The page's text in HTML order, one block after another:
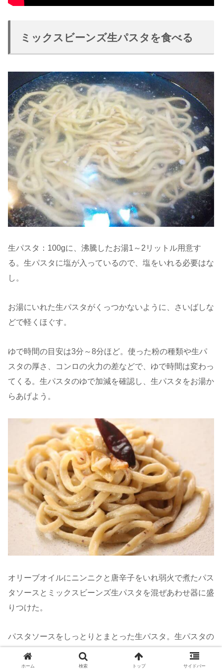
ミックスビーンズ生パスタを食べる
生パスタ：100gに、沸騰したお湯1～2リットル用意す
る。生パスタに塩が入っているので、塩をいれる必要はな
し。
お湯にいれた生パスタがくっつかないように、さいばしな
どで軽くほぐす。
ゆで時間の目安は3分～8分ほど。使った粉の種類や生パ
スタの厚さ、コンロの火力の差などで、ゆで時間は変わっ
てくる。生パスタのゆで加減を確認し、生パスタをお湯か
らあげよう。
オリーブオイルにニンニクと唐辛子をいれ弱火で煮たパス
タソースとミックスビーンズ生パスタを混ぜあわせ器に盛
りつけた。
パスタソースをしっとりとまとった生パスタ。生パスタの
うえに生パスタをのせられるほどしっかりとした硬さがあ
り、もっちりとした噛みごたえがある。
ホーム 検索 トップ サイドバー